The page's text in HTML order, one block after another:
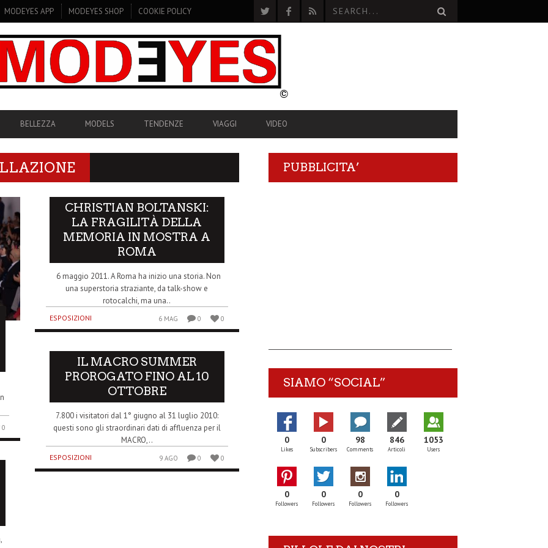
MODEYES APP MODEYES SHOP COOKIE POLICY
BELLEZZA MODELS TENDENZE VIAGGI VIDEO
0
CHRISTIAN BOLTANSKI:
LA FRAGILITÀ DELLA
MEMORIA IN MOSTRA A
ROMA
6 maggio 2011. A Roma ha inizio una storia. Non
una superstoria straziante, da talk-show e
rotocalchi, ma una..
ESPOSIZIONI 6 MAG 0 0
IL MACRO SUMMER
PROROGATO FINO AL 10
OTTOBRE
7.800 i visitatori dal 1° giugno al 31 luglio 2010:
questi sono gli straordinari dati di affluenza per il
MACRO,..
ESPOSIZIONI 9 AGO 0 0
PUBBLICITA’
SIAMO “SOCIAL”
0
Likes
0
Subscribers
98
Comments
846
Articoli
1053
Users
0
Followers
0
Followers
0
Followers
0
Followers